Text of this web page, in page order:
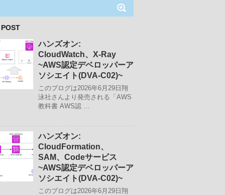
ハンズオン:
CloudWatch、X-Ray
~AWS認定デベロッパーア
ソシエイト(DVA-C02)~
このブログは2026年6月29日翔
泳社さんより発売される「AWS
教科書 AWS認 …
ハンズオン:
CloudFormation、
SAM、Codeサービス
~AWS認定デベロッパーア
ソシエイト(DVA-C02)~
このブログは2026年6月29日翔